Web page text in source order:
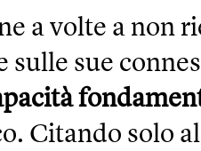
a volte a non
sulle sue
Citando solo